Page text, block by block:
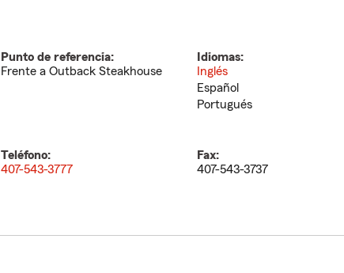
Punto de referencia:
Frente a Outback Steakhouse
Idiomas:
Inglés
Español
Portugués
Teléfono:
407-543-3777
Fax:
407-543-3737